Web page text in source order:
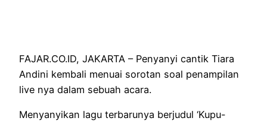
FAJAR.CO.ID, JAKARTA – Penyanyi cantik Tiara
Andini kembali menuai sorotan soal penampilan
live nya dalam sebuah acara.
Menyanyikan lagu terbarunya berjudul ‘Kupu-